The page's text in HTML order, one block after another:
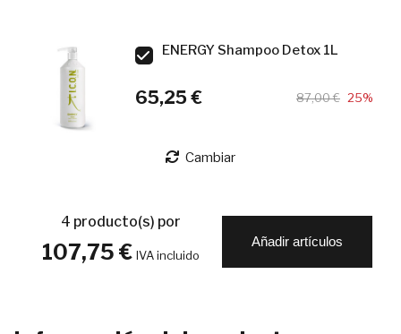
ENERGY Shampoo Detox 1L
65,25 € 87,00 € 25%
Cambiar
4 producto(s) por
107,75 € IVA incluido
Añadir artículos